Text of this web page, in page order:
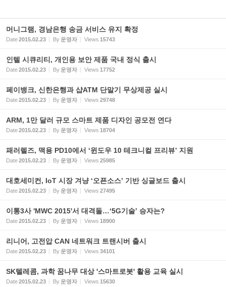
머니그램, 경남은행 송금 서비스 유지 확정
Date2015.02.23 By 운영자 Views 15743
인텔 시큐리티, 개인용 보안 제품 국내 정식 출시
Date2015.02.23 By 운영자 Views 17752
페이뱅크, 신한은행과 샵ATM 단말기 무상제공 실시
Date2015.02.23 By 운영자 Views 29748
ARM, 1만 달러 규모 스마트 제품 디자인 공모전 연다
Date2015.02.23 By 운영자 Views 18704
패러렐즈, 맥용 PD10에서 ‘윈도우 10 테크니컬 프리뷰’ 지원
Date2015.02.23 By 운영자 Views 25985
대호세미컨, IoT 시장 겨냥 ‘오픈소스’ 기반 싱글보드 출시
Date2015.02.23 By 운영자 Views 27495
이통3사 'MWC 2015'서 대격돌…‘5G기술’ 승자는?
Date2015.02.23 By 운영자 Views 18900
리니어, 고전압 CAN 네트워크 트랜시버 출시
Date2015.02.23 By 운영자 Views 34101
SK텔레콤, 과학 꿈나무 대상 '스마트로봇' 활용 교육 실시
Date2015.02.23 By 운영자 Views 15630